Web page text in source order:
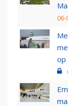
06-
op